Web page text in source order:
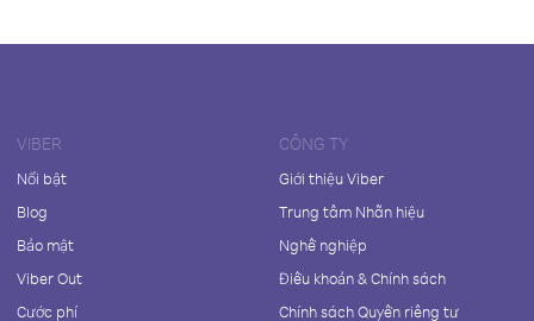
VIBER
Nổi bật
Blog
Bảo mật
Viber Out
Cước phí
CÔNG TY
Giới thiệu Viber
Trung tâm Nhãn hiệu
Nghề nghiệp
Điều khoản & Chính sách
Chính sách Quyền riêng tư